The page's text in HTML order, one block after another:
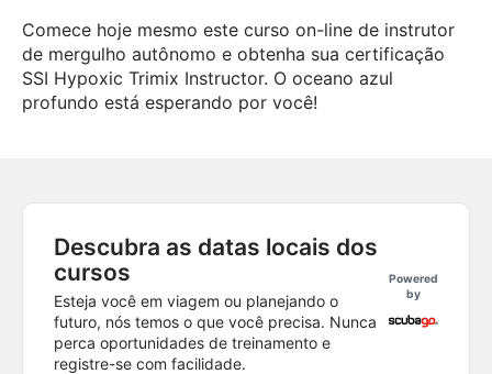
Comece hoje mesmo este curso on-line de instrutor
de mergulho autônomo e obtenha sua certificação
SSI Hypoxic Trimix Instructor. O oceano azul
profundo está esperando por você!
Descubra as datas locais dos
cursos
Esteja você em viagem ou planejando o
futuro, nós temos o que você precisa. Nunca
perca oportunidades de treinamento e
registre-se com facilidade.
Powered
by